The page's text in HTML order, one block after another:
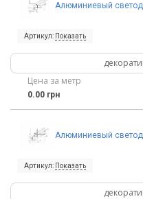
Алюминиевый
Артикул: Показать
Цена за метр
0.00 грн
Алюминиевый
Артикул: Показать